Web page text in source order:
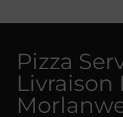
Pizza
Livraison